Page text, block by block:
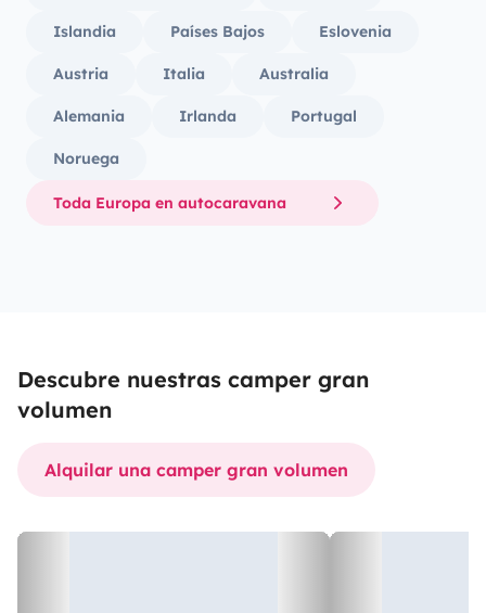
Islandia Países Bajos Eslovenia
Austria Italia Australia
Alemania Irlanda Portugal
Noruega
Toda Europa en autocaravana
Descubre nuestras camper gran
volumen
Alquilar una camper gran volumen